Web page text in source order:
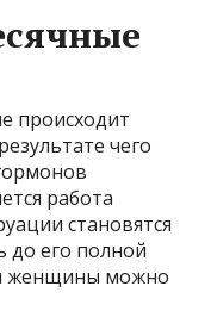
происходит
чего
работа
становятся
до его полной
женщины можно